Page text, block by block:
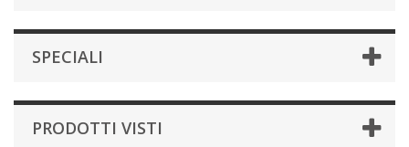
SPECIALI
PRODOTTI VISTI